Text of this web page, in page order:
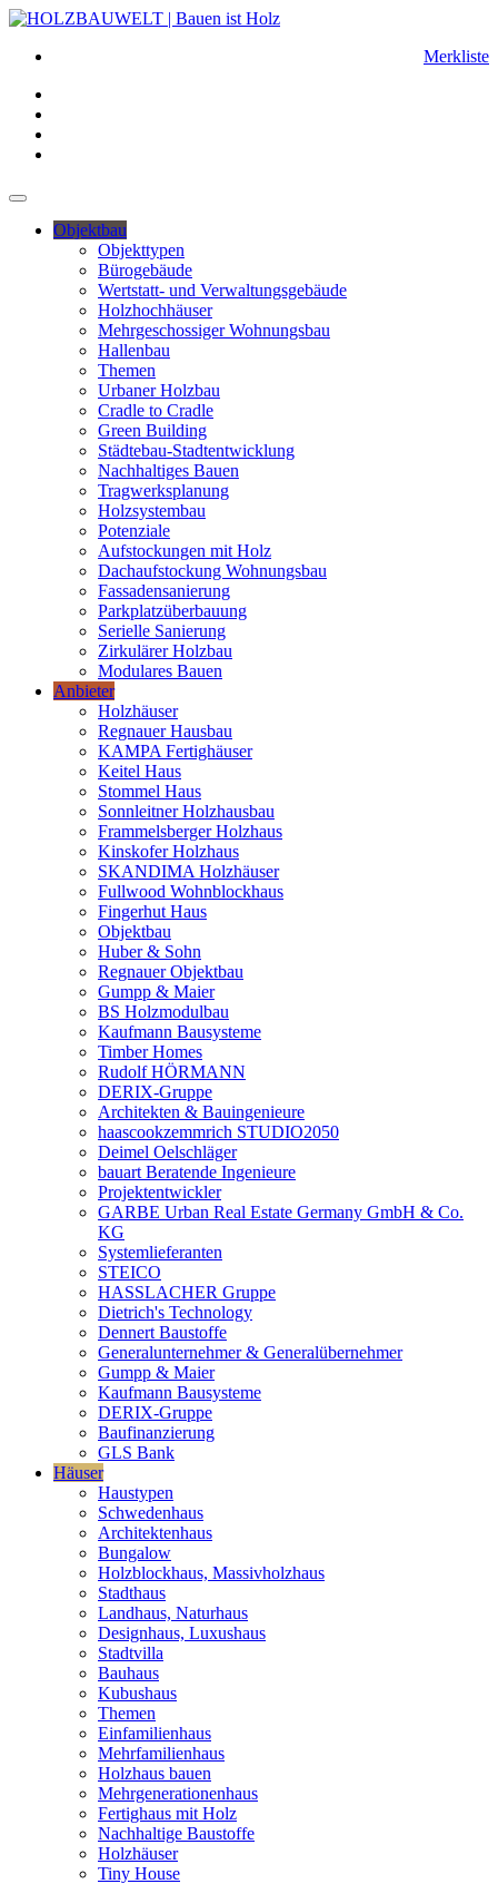
Merkliste
Objektbau
Objekttypen
Bürogebäude
Wertstatt- und Verwaltungsgebäude
Holzhochhäuser
Mehrgeschossiger Wohnungsbau
Hallenbau
Themen
Urbaner Holzbau
Cradle to Cradle
Green Building
Städtebau-Stadtentwicklung
Nachhaltiges Bauen
Tragwerksplanung
Holzsystembau
Potenziale
Aufstockungen mit Holz
Dachaufstockung Wohnungsbau
Fassadensanierung
Parkplatzüberbauung
Serielle Sanierung
Zirkulärer Holzbau
Modulares Bauen
Anbieter
Holzhäuser
Regnauer Hausbau
KAMPA Fertighäuser
Keitel Haus
Stommel Haus
Sonnleitner Holzhausbau
Frammelsberger Holzhaus
Kinskofer Holzhaus
SKANDIMA Holzhäuser
Fullwood Wohnblockhaus
Fingerhut Haus
Objektbau
Huber & Sohn
Regnauer Objektbau
Gumpp & Maier
BS Holzmodulbau
Kaufmann Bausysteme
Timber Homes
Rudolf HÖRMANN
DERIX-Gruppe
Architekten & Bauingenieure
haascookzemmrich STUDIO2050
Deimel Oelschläger
bauart Beratende Ingenieure
Projektentwickler
GARBE Urban Real Estate Germany GmbH & Co.
KG
Systemlieferanten
STEICO
HASSLACHER Gruppe
Dietrich's Technology
Dennert Baustoffe
Generalunternehmer & Generalübernehmer
Gumpp & Maier
Kaufmann Bausysteme
DERIX-Gruppe
Baufinanzierung
GLS Bank
Häuser
Haustypen
Schwedenhaus
Architektenhaus
Bungalow
Holzblockhaus, Massivholzhaus
Stadthaus
Landhaus, Naturhaus
Designhaus, Luxushaus
Stadtvilla
Bauhaus
Kubushaus
Themen
Einfamilienhaus
Mehrfamilienhaus
Holzhaus bauen
Mehrgenerationenhaus
Fertighaus mit Holz
Nachhaltige Baustoffe
Holzhäuser
Tiny House